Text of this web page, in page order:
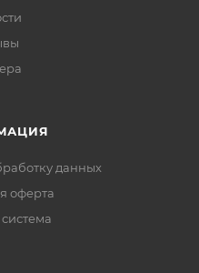
данных
оферта